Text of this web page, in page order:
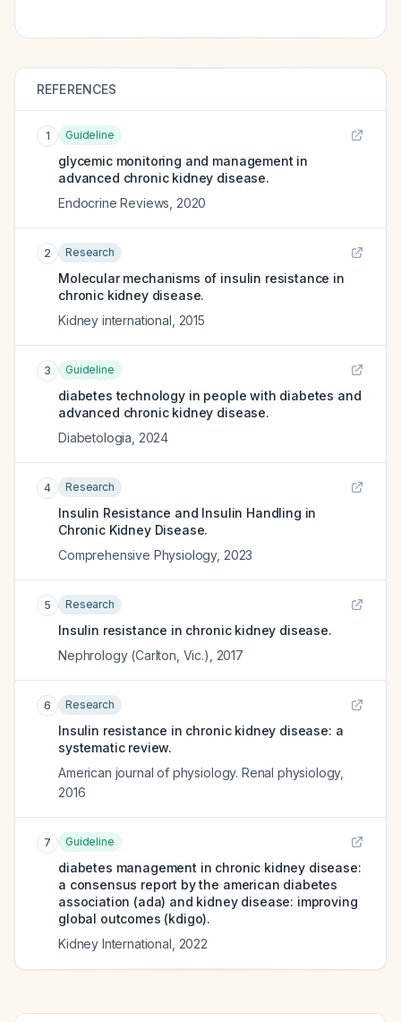
REFERENCES
1 Guideline
glycemic monitoring and management in
advanced chronic kidney disease.
Endocrine Reviews 2020
2 Research
Molecular mechanisms of insulin resistance in
chronic kidney disease.
Kidney international 2015
3 Guideline
diabetes technology in people with diabetes and
advanced chronic kidney disease.
Diabetologia 2024
4 Research
Insulin Resistance and Insulin Handling in
Chronic Kidney Disease.
Comprehensive Physiology, 2023
5 Research
Insulin resistance in chronic kidney disease.
Nephrology (Carlton, Vic.)
2017
6 Research
Insulin resistance in chronic kidney disease: a
systematic review.
American journal of physiology. Renal physiology,
2016
7 Guideline
diabetes management in chronic kidney disease:
a consensus report by the american diabetes
association (ada) and kidney disease: improving
global outcomes (kdigo).
Kidney International 2022